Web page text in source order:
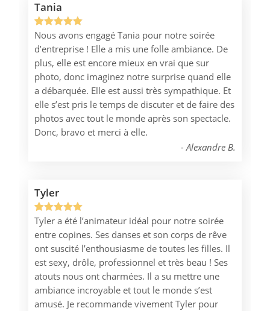
Tania
Noté5.00
sur 5
basé sur
1
notation
client
Nous avons engagé Tania pour notre soirée
d’entreprise ! Elle a mis une folle ambiance. De
plus, elle est encore mieux en vrai que sur
photo, donc imaginez notre surprise quand elle
a débarquée. Elle est aussi très sympathique. Et
elle s’est pris le temps de discuter et de faire des
photos avec tout le monde après son spectacle.
Donc, bravo et merci à elle.
Alexandre B.
Tyler
Noté 5.00
sur 5
basé sur
1
notation
client
Tyler a été l’animateur idéal pour notre soirée
entre copines. Ses danses et son corps de rêve
ont suscité l’enthousiasme de toutes les filles. Il
est sexy, drôle, professionnel et très beau ! Ses
atouts nous ont charmées. Il a su mettre une
ambiance incroyable et tout le monde s’est
amusé. Je recommande vivement Tyler pour